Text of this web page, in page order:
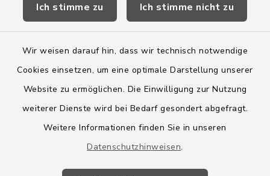
Ich stimme zu Ich stimme nicht zu
Wir weisen darauf hin, dass wir technisch notwendige
Cookies einsetzen, um eine optimale Darstellung unserer
Website zu ermöglichen. Die Einwilligung zur Nutzung
weiterer Dienste wird bei Bedarf gesondert abgefragt.
Weitere Informationen finden Sie in unseren
Datenschutzhinweisen.
Wege-Zweckverband
Barrierefreiheit